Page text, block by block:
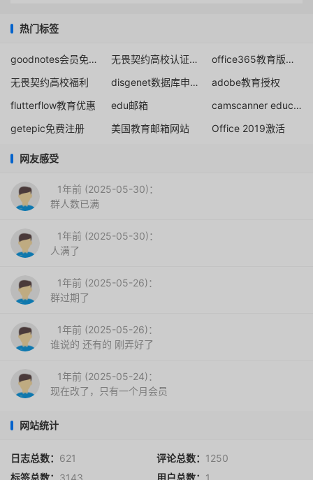
热门标签
goodnotes会员免费下载 无畏契约高校认证入口
office365教育版是永久免费
无畏契约高校福利
disgenet数据库申请教程
adobe教育授权
flutterflow教育优惠
edu邮箱
camscanner education
getepic免费注册
美国教育邮箱网站 Office 2019激活
网友感受
1年前 (2025-05-30)：
群人数已满
1年前 (2025-05-30)：
人满了
1年前 (2025-05-26)：
群过期了
1年前 (2025-05-26)：
谁说的 还有的 刚弄好了
1年前 (2025-05-24)：
现在改了，只有一个月会员
网站统计
日志总数： 621 评论总数： 1250
标签总数： 3143 用户总数： 1